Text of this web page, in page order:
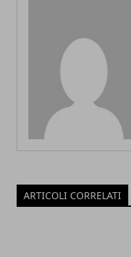
ARTICOLI CORRELATI